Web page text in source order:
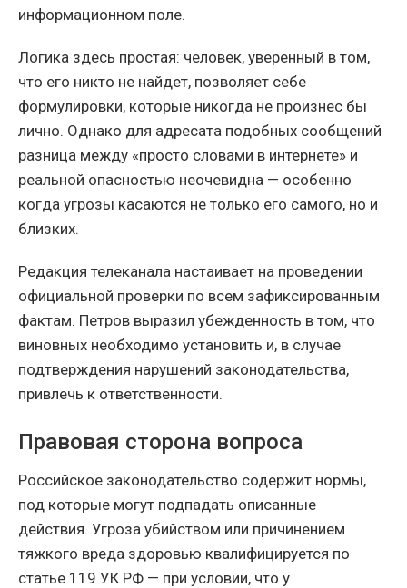
информационном поле.
Логика здесь простая: человек, уверенный в том,
что его никто не найдет, позволяет себе
формулировки, которые никогда не произнес бы
лично. Однако для адресата подобных сообщений
разница между «просто словами в интернете» и
реальной опасностью неочевидна — особенно
когда угрозы касаются не только его самого, но и
близких.
Редакция телеканала настаивает на проведении
официальной проверки по всем зафиксированным
фактам. Петров выразил убежденность в том, что
виновных необходимо установить и, в случае
подтверждения нарушений законодательства,
привлечь к ответственности.
Правовая сторона вопроса
Российское законодательство содержит нормы,
под которые могут подпадать описанные
действия. Угроза убийством или причинением
тяжкого вреда здоровью квалифицируется по
статье 119 УК РФ — при условии, что у